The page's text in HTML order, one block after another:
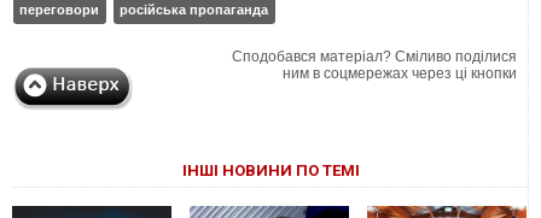
переговори
російська пропаганда
Сподобався матеріал? Сміливо поділися
ним в соцмережах через ці кнопки
ІНШІ НОВИНИ ПО ТЕМІ